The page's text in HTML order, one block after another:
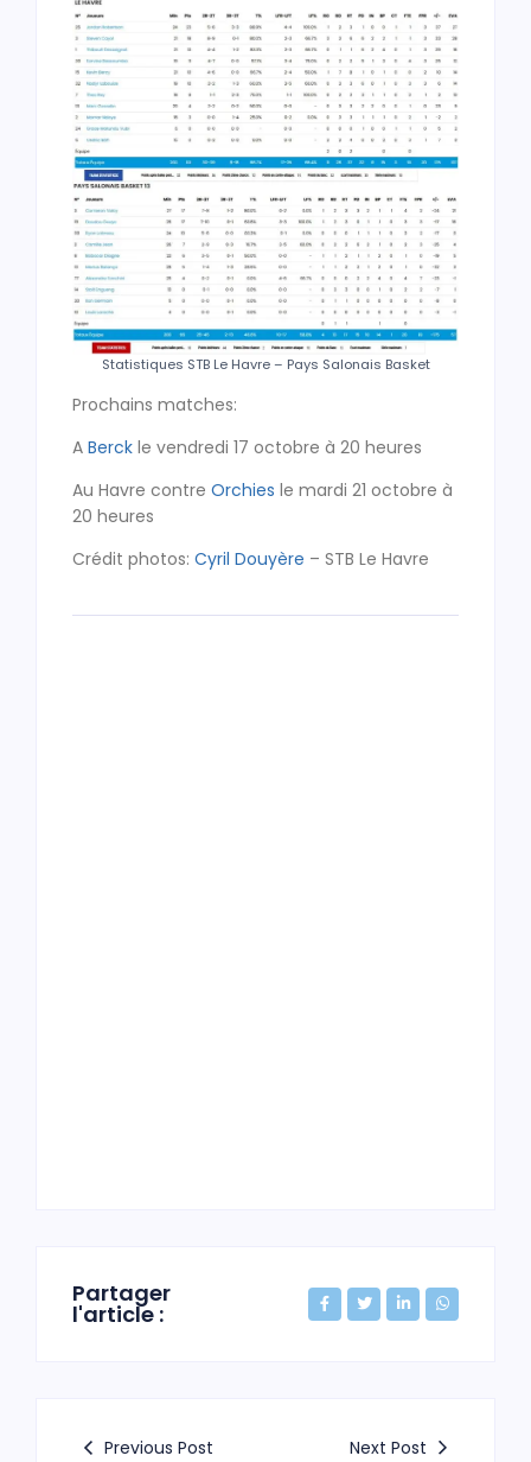
Statistiques STB Le Havre – Pays Salonais Basket
Prochains matches:
A Berck le vendredi 17 octobre à 20 heures
Au Havre contre Orchies le mardi 21 octobre à
20 heures
Crédit photos: Cyril Douyère – STB Le Havre
Partager
l'article :
Previous Post Next Post